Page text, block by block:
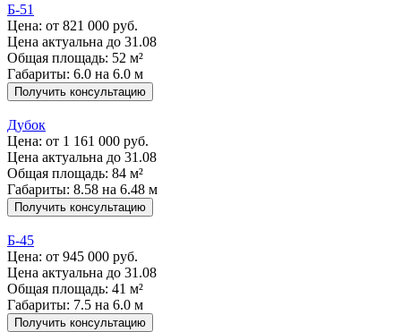
Б-51
Цена: от 821 000 руб.
Цена актуальна до 31.08
Общая площадь: 52 м²
Габариты: 6.0 на 6.0 м
Получить консультацию
Дубок
Цена: от 1 161 000 руб.
Цена актуальна до 31.08
Общая площадь: 84 м²
Габариты: 8.58 на 6.48 м
Получить консультацию
Б-45
Цена: от 945 000 руб.
Цена актуальна до 31.08
Общая площадь: 41 м²
Габариты: 7.5 на 6.0 м
Получить консультацию